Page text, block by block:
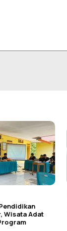
Wisata Adat